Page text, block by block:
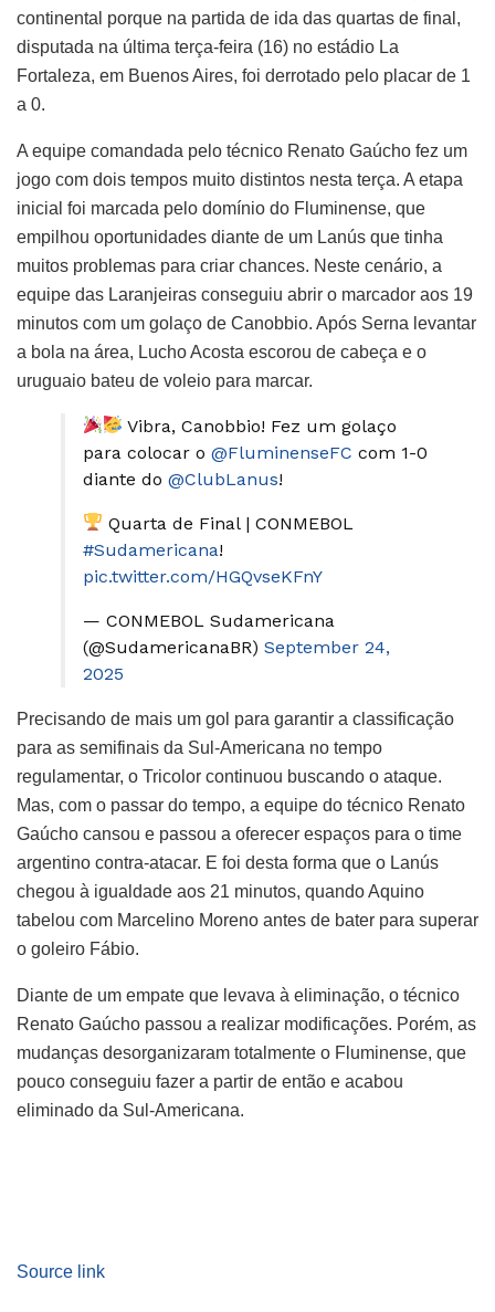
continental porque na partida de ida das quartas de final,
disputada na última terça-feira (16) no estádio La
Fortaleza, em Buenos Aires, foi derrotado pelo placar de 1
a 0.
A equipe comandada pelo técnico Renato Gaúcho fez um
jogo com dois tempos muito distintos nesta terça. A etapa
inicial foi marcada pelo domínio do Fluminense, que
empilhou oportunidades diante de um Lanús que tinha
muitos problemas para criar chances. Neste cenário, a
equipe das Laranjeiras conseguiu abrir o marcador aos 19
minutos com um golaço de Canobbio. Após Serna levantar
a bola na área, Lucho Acosta escorou de cabeça e o
uruguaio bateu de voleio para marcar.
Vibra, Canobbio! Fez um golaço
para colocar o @FluminenseFC com 1-0
diante do @ClubLanus!
Quarta de Final | CONMEBOL
#Sudamericana!
pic.twitter.com/HGQvseKFnY
— CONMEBOL Sudamericana
(@SudamericanaBR) September 24,
2025
Precisando de mais um gol para garantir a classificação
para as semifinais da Sul-Americana no tempo
regulamentar, o Tricolor continuou buscando o ataque.
Mas, com o passar do tempo, a equipe do técnico Renato
Gaúcho cansou e passou a oferecer espaços para o time
argentino contra-atacar. E foi desta forma que o Lanús
chegou à igualdade aos 21 minutos, quando Aquino
tabelou com Marcelino Moreno antes de bater para superar
o goleiro Fábio.
Diante de um empate que levava à eliminação, o técnico
Renato Gaúcho passou a realizar modificações. Porém, as
mudanças desorganizaram totalmente o Fluminense, que
pouco conseguiu fazer a partir de então e acabou
eliminado da Sul-Americana.
Source link